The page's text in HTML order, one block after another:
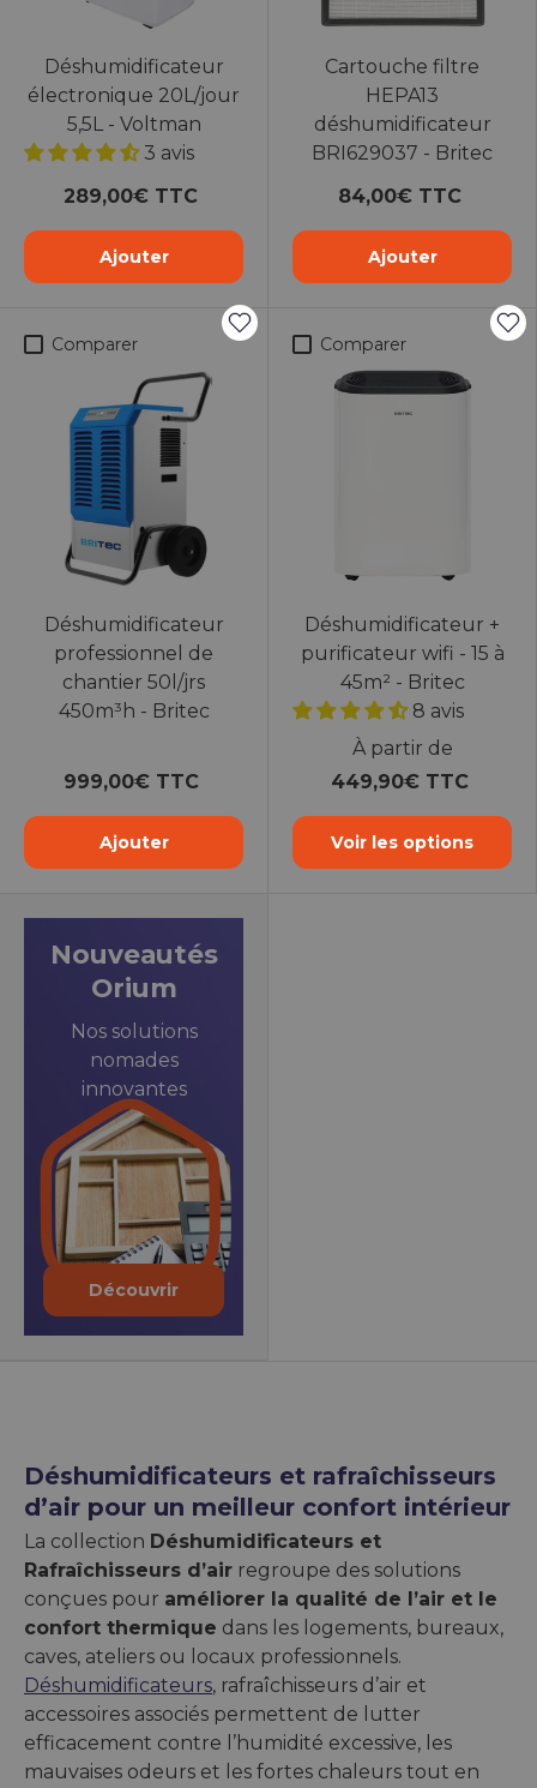
Déshumidificateur
électronique 20L/jour
5,5L - Voltman
3 avis
289,00€ TTC
Ajouter
Cartouche filtre
HEPA13
déshumidificateur
BRI629037 - Britec
84,00€ TTC
Ajouter
Comparer
Déshumidificateur
professionnel de
chantier 50l/jrs
450m³h - Britec
999,00€ TTC
Ajouter
Comparer
Déshumidificateur +
purificateur wifi - 15 à
45m² - Britec
8 avis
À partir de
449,90€ TTC
Voir les options
Nouveautés
Orium
Nos solutions
nomades
innovantes
Découvrir
Déshumidificateurs et rafraîchisseurs
d’air pour un meilleur confort intérieur
La collection Déshumidificateurs et
Rafraîchisseurs d’air regroupe des solutions
conçues pour améliorer la qualité de l’air et le
confort thermique dans les logements, bureaux,
caves, ateliers ou locaux professionnels.
Déshumidificateurs, rafraîchisseurs d’air et
accessoires associés permettent de lutter
efficacement contre l’humidité excessive, les
mauvaises odeurs et les fortes chaleurs tout en